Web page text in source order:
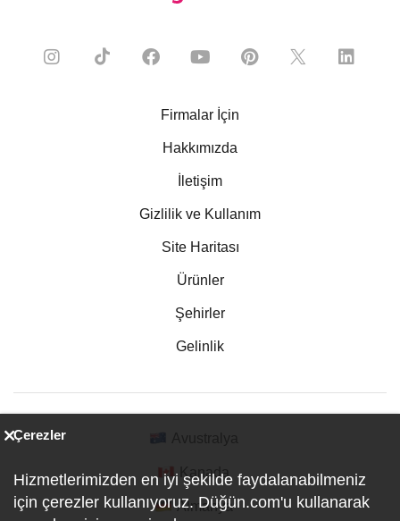
Firmalar İçin
Hakkımızda
İletişim
Gizlilik ve Kullanım
Site Haritası
Ürünler
Şehirler
Gelinlik
Kanada
Almanya
Çerezler
Hizmetlerimizden en iyi şekilde faydalanabilmeniz
için çerezler kullanıyoruz. Düğün.com'u kullanarak